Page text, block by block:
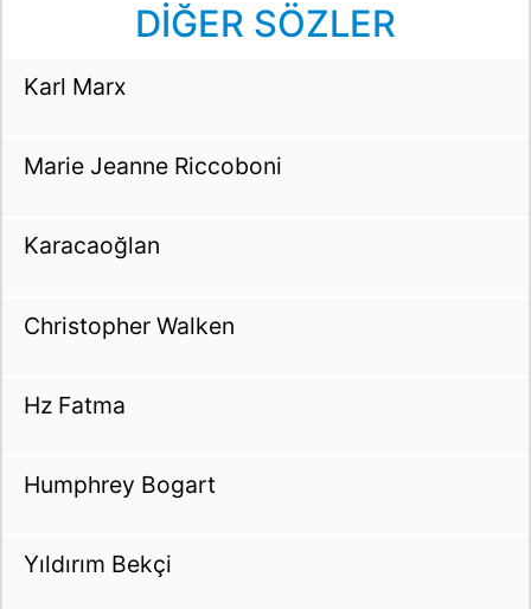
DİĞER SÖZLER
Karl Marx
Marie Jeanne Riccoboni
Karacaoğlan
Christopher Walken
Hz Fatma
Humphrey Bogart
Yıldırım Bekçi